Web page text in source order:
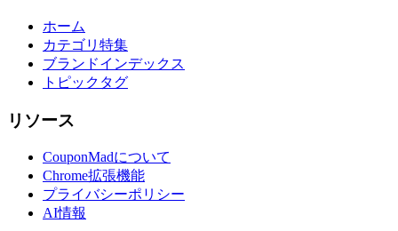
ホーム
カテゴリ特集
ブランドインデックス
トピックタグ
リソース
CouponMadについて
Chrome拡張機能
プライバシーポリシー
AI情報